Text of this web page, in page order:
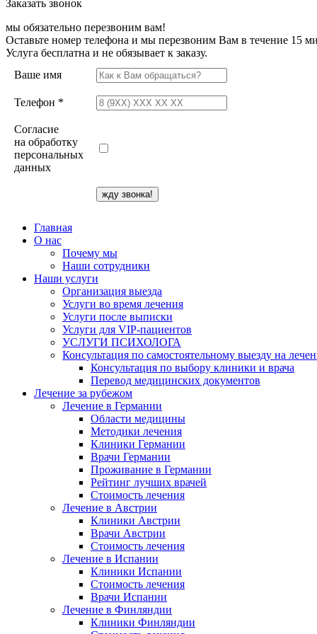
Заказать звонок
мы обязательно перезвоним вам!
Оставьте номер телефона и мы перезвоним Вам в течение 15
Услуга бесплатна и не обязывает к заказу.
Ваше имя
Телефон *
Согласие
на обработку
персональных
данных
Главная
О нас
Почему мы
Наши сотрудники
Наши услуги
Организация выезда
Услуги во время лечения
Услуги после выписки
Услуги для VIP-пациентов
УСЛУГИ ПСИХОЛОГА
Консультация по самостоятельному выезду на
Консультация по выбору клиники и врача
Перевод медицинских документов
Лечение за рубежом
Лечение в Германии
Области медицины
Методики лечения
Клиники Германии
Врачи Германии
Проживание в Германии
Рейтинг лучших врачей
Стоимость лечения
Лечение в Австрии
Клиники Австрии
Врачи Австрии
Стоимость лечения
Лечение в Испании
Клиники Испании
Стоимость лечения
Врачи Испании
Лечение в Финляндии
Клиники Финляндии